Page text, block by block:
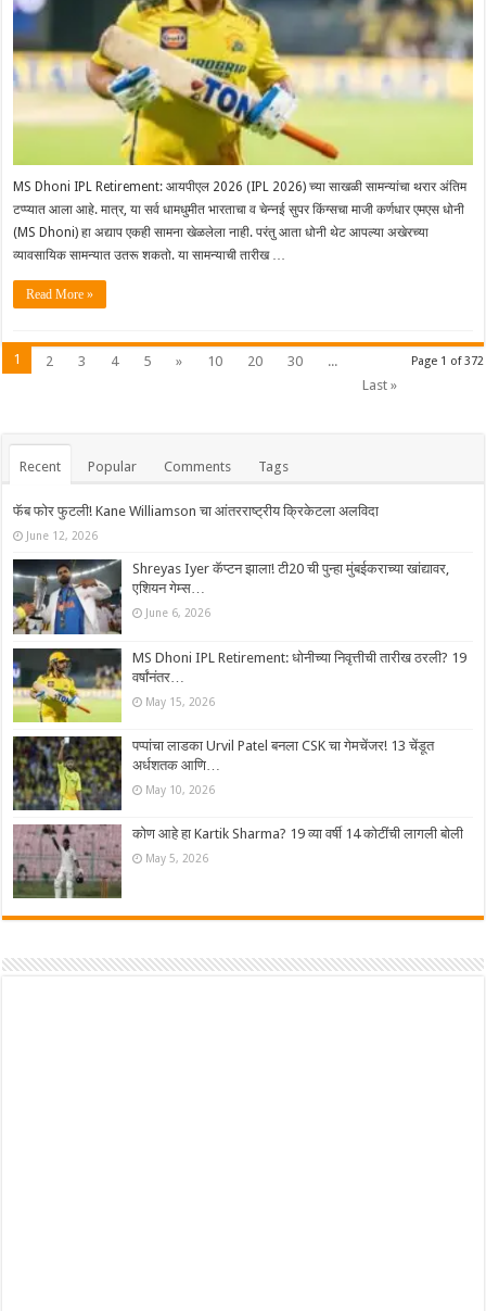
MS Dhoni IPL Retirement: आयपीएल 2026 (IPL 2026) च्या साखळी सामन्यांचा थरार अंतिम
टप्प्यात आला आहे. मात्र, या सर्व धामधुमीत भारताचा व चेन्नई सुपर किंग्सचा माजी कर्णधार एमएस धोनी
(MS Dhoni) हा अद्याप एकही सामना खेळलेला नाही. परंतु आता धोनी थेट आपल्या अखेरच्या
व्यावसायिक सामन्यात उतरू शकतो. या सामन्याची तारीख …
Read More »
Page 1 of 372
1 2 3 4 5 » 10 20 30
...
Last »
Recent Popular Comments Tags
फॅब फोर फुटली! Kane Williamson चा आंतरराष्ट्रीय क्रिकेटला अलविदा
June 12, 2026
Shreyas Iyer कॅप्टन झाला! टी20 ची पुन्हा मुंबईकराच्या खांद्यावर,
एशियन गेम्स…
June 6, 2026
MS Dhoni IPL Retirement: धोनीच्या निवृत्तीची तारीख ठरली? 19
वर्षांनंतर…
May 15, 2026
पप्पांचा लाडका Urvil Patel बनला CSK चा गेमचेंजर! 13 चेंडूत
अर्धशतक आणि…
May 10, 2026
कोण आहे हा Kartik Sharma? 19 व्या वर्षी 14 कोटींची लागली बोली
May 5, 2026